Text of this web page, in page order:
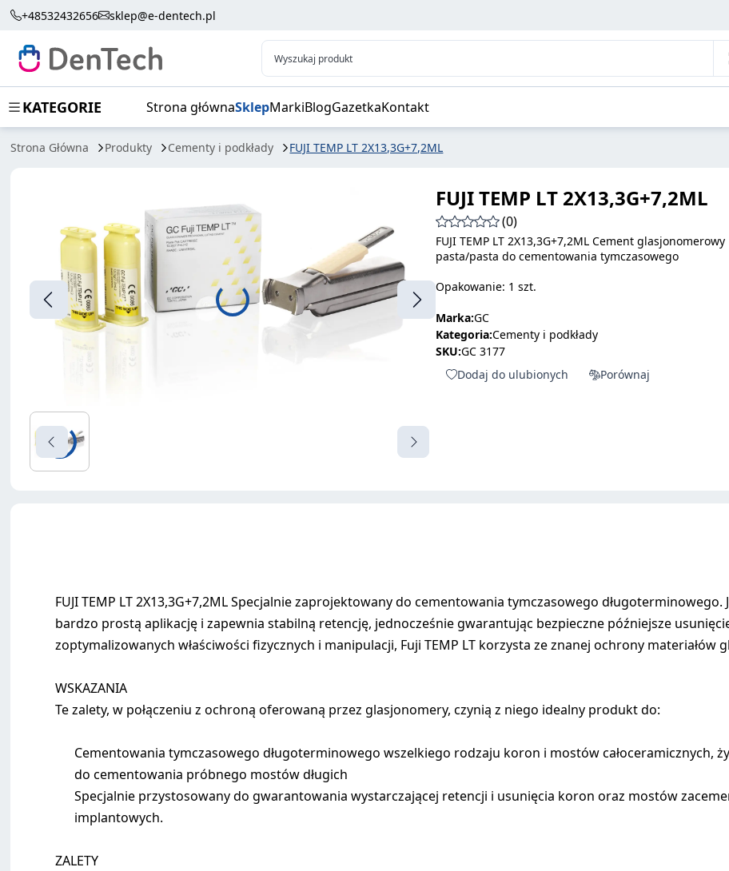
+48532432656 sklep@e-dentech.pl
Wyszukaj produkt
KATEGORIE Strona głównaSklepMarkiBlogGazetkaKontakt
Strona Główna Produkty Cementy i podkłady FUJI TEMP LT 2X13,3G+7,2ML
FUJI TEMP LT 2X13,3G+7,2ML
FUJI TEMP LT 2X13,3G+7,2ML
(0)
FUJI TEMP LT 2X13,3G+7,2ML Cement glasjonomerowy
pasta/pasta do cementowania tymczasowego
Opakowanie: 1 szt.
Marka:GC
Kategoria:Cementy i podkłady
SKU:GC 3177
Dodaj do ulubionych
Porównaj
FUJI TEMP LT 2X13,3G+7,2ML Specjalnie zaprojektowany do cementowania tymczasowego
bardzo prostą aplikację i zapewnia stabilną retencję, jednocześnie gwarantując bezpieczne późniejsze
zoptymalizowanych właściwości fizycznych i manipulacji, Fuji TEMP LT korzysta ze znanej ochrony materiałów
WSKAZANIA
Te zalety, w połączeniu z ochroną oferowaną przez glasjonomery, czynią z niego idealny produkt do:
Cementowania tymczasowego długoterminowego wszelkiego rodzaju koron i mostów całoceramicznych,
do cementowania próbnego mostów długich
Specjalnie przystosowany do gwarantowania wystarczającej retencji i usunięcia koron oraz mostów
implantowych.
ZALETY